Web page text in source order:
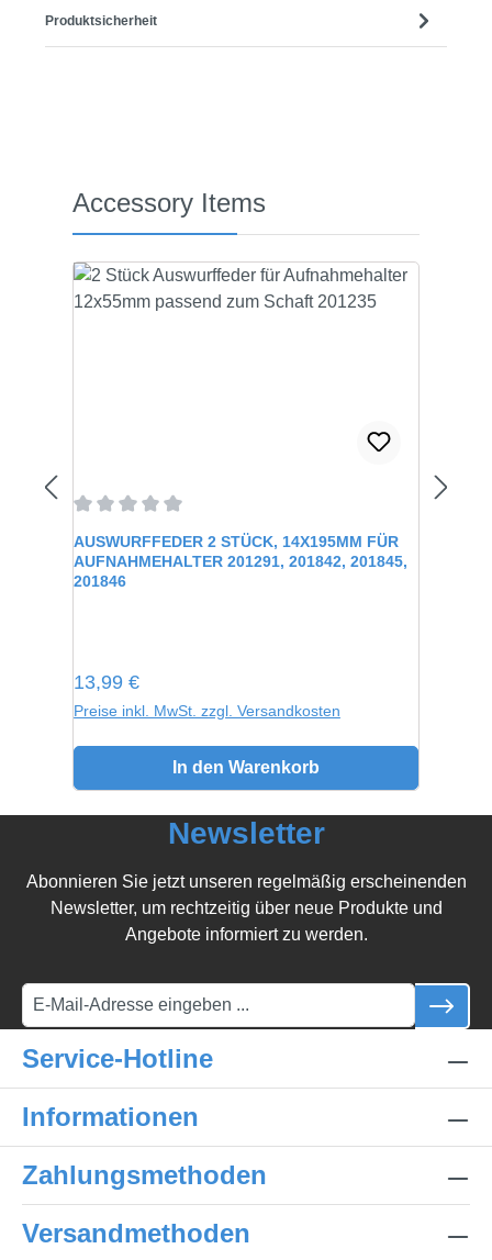
Produktsicherheit
Produktgalerie überspringen
Accessory Items
Durchschnittliche Bewertung von 0 von 5 Sternen
AUSWURFFEDER 2 STÜCK, 14X195MM FÜR
AUFNAHMEHALTER 201291, 201842, 201845,
201846
Regulärer Preis:
13,99 €
Preise inkl. MwSt. zzgl. Versandkosten
In den Warenkorb
Newsletter
Abonnieren Sie jetzt unseren regelmäßig erscheinenden
Newsletter, um rechtzeitig über neue Produkte und
Angebote informiert zu werden.
Service-Hotline
Informationen
Zahlungsmethoden
Versandmethoden